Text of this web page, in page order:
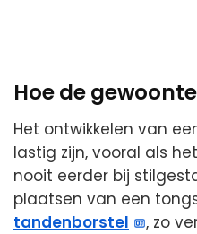
Hoe de
Het ontwikkelen van
lastig zijn, vooral als
nooit eerder bij
plaatsen van een
tandenborstel
, zo